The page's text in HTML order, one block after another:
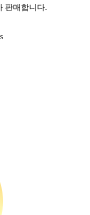
판매합니다.